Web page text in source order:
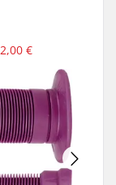
2,00 €